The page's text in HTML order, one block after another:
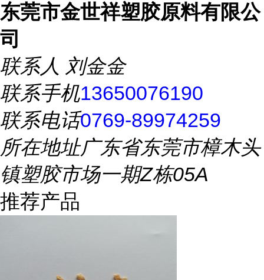
东莞市金世祥塑胶原料有限公
司
联系人 刘金金
联系手机13650076190
联系电话0769-89974259
所在地址广东省东莞市樟木头
镇塑胶市场一期Z栋05A
推荐产品